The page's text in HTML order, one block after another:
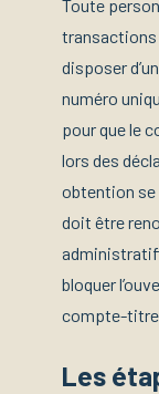
Toute
transactions
disposer
numéro
pour que le
lors des
obtention se
doit être
administratif
bloquer
compte-
Les